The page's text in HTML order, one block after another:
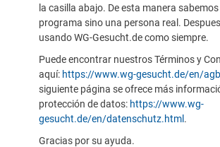
la casilla abajo. De esta manera
programa sino una persona real.
usando WG-Gesucht.de como siempre.
Puede encontrar nuestros Términos y
aquí: https://www.wg-gesucht.de/en/
siguiente página se ofrece más
protección de datos: https://www.wg-
gesucht.de/en/datenschutz.html .
Gracias por su ayuda.